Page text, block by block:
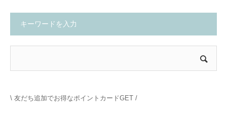
キーワードを入力
\ 友だち追加でお得なポイントカードGET /